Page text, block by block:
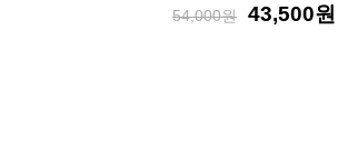
54,000원 43,500원